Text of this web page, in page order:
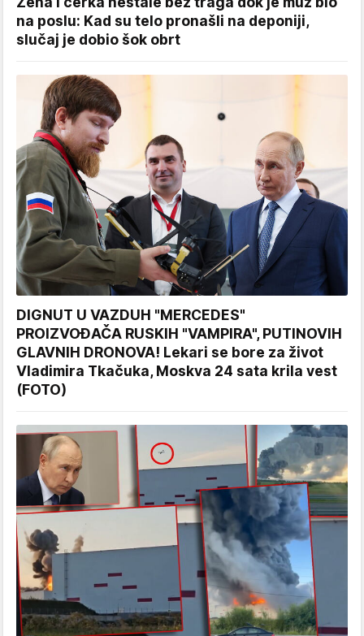
na poslu: Kad su telo pronašli na deponiji,
slučaj je dobio šok obrt
DIGNUT U VAZDUH "MERCEDES"
PROIZVOĐAČA RUSKIH "VAMPIRA", PUTINOVIH
GLAVNIH DRONOVA! Lekari se bore za život
Vladimira Tkačuka, Moskva 24 sata krila vest
(FOTO)